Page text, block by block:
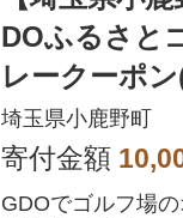
DOふるさと
レークーポ
分)
埼玉県小鹿野町
寄付金額
GDOでゴルフ場